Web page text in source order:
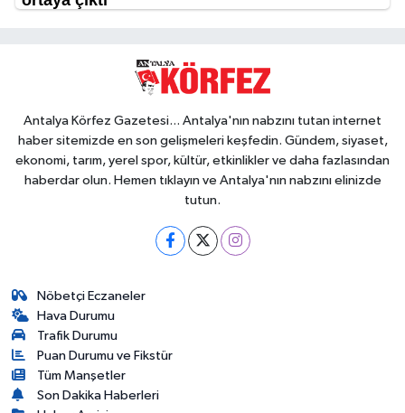
Antalya Körfez Gazetesi... Antalya'nın nabzını tutan internet
haber sitemizde en son gelişmeleri keşfedin. Gündem, siyaset,
ekonomi, tarım, yerel spor, kültür, etkinlikler ve daha fazlasından
haberdar olun. Hemen tıklayın ve Antalya'nın nabzını elinizde
tutun.
Nöbetçi Eczaneler
Hava Durumu
Trafik Durumu
Puan Durumu ve Fikstür
Tüm Manşetler
Son Dakika Haberleri